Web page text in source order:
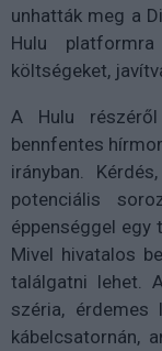
unhatták meg a
Hulu
költségeket,
A Hulu
bennfentes
irányban.
potenciális
éppenséggel egy
Mivel hivatalos
találgatni lehet.
széria,
kábelcsatornán,